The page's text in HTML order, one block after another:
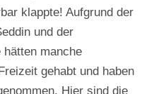
klappte! Aufgrund der
und der
hätten manche
gehabt und haben
Hier sind die